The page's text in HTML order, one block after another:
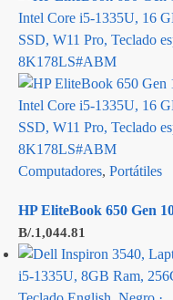
Computadores, Portátiles
HP EliteBook 650 Gen
B/.1,044.81